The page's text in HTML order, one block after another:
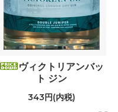
ヴィクトリアンバッ
ト ジン
343円(内税)